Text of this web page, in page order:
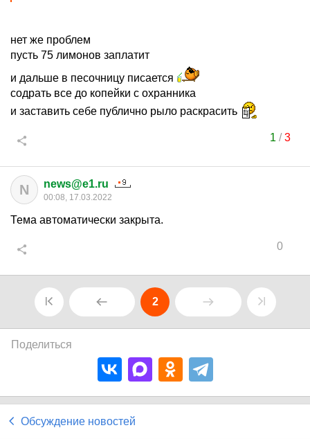
нет же проблем
пусть 75 лимонов заплатит
и дальше в песочницу писается
содрать все до копейки с охранника
и заставить себе публично рыло раскрасить
1 /3
N news@e1.ru
00:08, 17.03.2022
Тема автоматически закрыта.
0
2
Поделиться
Обсуждение новостей